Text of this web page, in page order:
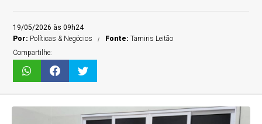
19/05/2026 às 09h24
Por: Políticas & Negócios Fonte:Tamiris Leitão
Compartilhe: